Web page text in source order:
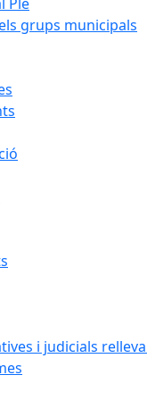
grups municipals
i judicials